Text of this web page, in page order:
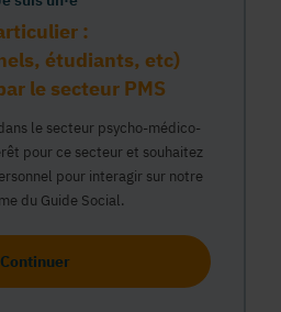
:
étudiants, etc)
le secteur PMS
le secteur psycho-médico-
pour ce secteur et souhaitez
pour interagir sur notre
du Guide Social.
Continuer